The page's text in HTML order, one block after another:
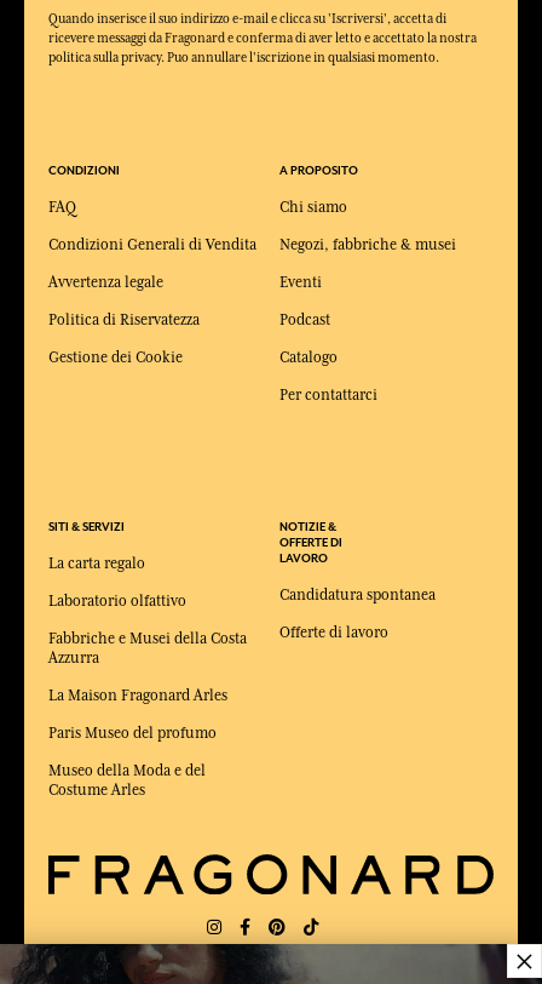
Quando inserisce il suo indirizzo e-mail e clicca su 'Iscriversi', accetta di
ricevere messaggi da Fragonard e conferma di aver letto e accettato la nostra
politica sulla privacy. Puo annullare l'iscrizione in qualsiasi momento.
CONDIZIONI
FAQ
Condizioni Generali di Vendita
Avvertenza legale
Politica di Riservatezza
Gestione dei Cookie
SITI & SERVIZI
La carta regalo
Laboratorio olfattivo
Fabbriche e Musei della Costa
Azzurra
La Maison Fragonard Arles
Paris Museo del profumo
Museo della Moda e del
Costume Arles
A PROPOSITO
Chi siamo
Negozi, fabbriche & musei
Eventi
Podcast
Catalogo
Per contattarci
NOTIZIE &
OFFERTE DI
LAVORO
Candidatura spontanea
Offerte di lavoro
×